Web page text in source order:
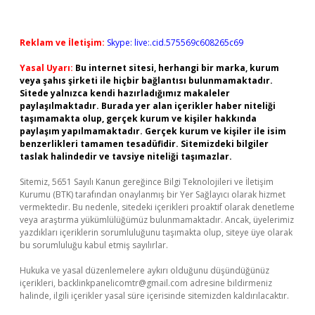
Reklam ve İletişim: Skype: live:.cid.575569c608265c69
Yasal Uyarı: Bu internet sitesi, herhangi bir marka, kurum
veya şahıs şirketi ile hiçbir bağlantısı bulunmamaktadır.
Sitede yalnızca kendi hazırladığımız makaleler
paylaşılmaktadır. Burada yer alan içerikler haber niteliği
taşımamakta olup, gerçek kurum ve kişiler hakkında
paylaşım yapılmamaktadır. Gerçek kurum ve kişiler ile isim
benzerlikleri tamamen tesadüfidir. Sitemizdeki bilgiler
taslak halindedir ve tavsiye niteliği taşımazlar.
Sitemiz, 5651 Sayılı Kanun gereğince Bilgi Teknolojileri ve İletişim
Kurumu (BTK) tarafından onaylanmış bir Yer Sağlayıcı olarak hizmet
vermektedir. Bu nedenle, sitedeki içerikleri proaktif olarak denetleme
veya araştırma yükümlülüğümüz bulunmamaktadır. Ancak, üyelerimiz
yazdıkları içeriklerin sorumluluğunu taşımakta olup, siteye üye olarak
bu sorumluluğu kabul etmiş sayılırlar.
Hukuka ve yasal düzenlemelere aykırı olduğunu düşündüğünüz
içerikleri, backlinkpanelicomtr@gmail.com adresine bildirmeniz
halinde, ilgili içerikler yasal süre içerisinde sitemizden kaldırılacaktır.